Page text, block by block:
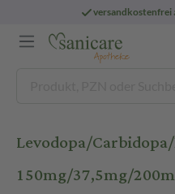
versandkostenfrei
Levodopa/
150mg/37,5mg/